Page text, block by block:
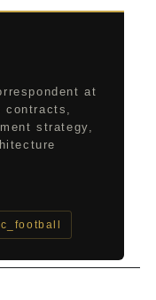
at
contracts,
strategy,